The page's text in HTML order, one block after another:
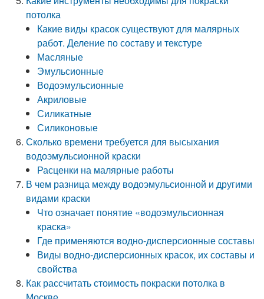
потолка
Какие виды красок существуют для малярных
работ. Деление по составу и текстуре
Масляные
Эмульсионные
Водоэмульсионные
Акриловые
Силикатные
Силиконовые
Сколько времени требуется для высыхания
водоэмульсионной краски
Расценки на малярные работы
В чем разница между водоэмульсионной и другими
видами краски
Что означает понятие «водоэмульсионная
краска»
Где применяются водно-дисперсионные составы
Виды водно-дисперсионных красок, их составы и
свойства
Как рассчитать стоимость покраски потолка в